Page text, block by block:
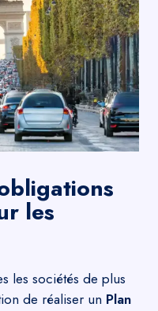
les
les sociétés de plus
de réaliser un Plan